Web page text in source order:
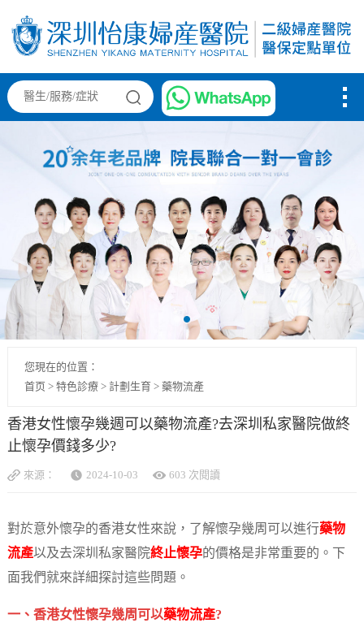
您現在的位置：
首页 > 特色診療> 計劃生育> 藥物流產
香港女性懷孕幾週可以藥物流產?去深圳私家醫院做終
止懷孕價錢多少?
來源： 2024-10-03 603 次閱讀
對於意外懷孕的香港女性來說，了解懷孕幾周可以進行藥物
流產以及去深圳私家醫院終止懷孕的價格是非常重要的。下
面我們就來詳細探討這些問題。
一、香港女性懷孕幾周可以藥物流產?